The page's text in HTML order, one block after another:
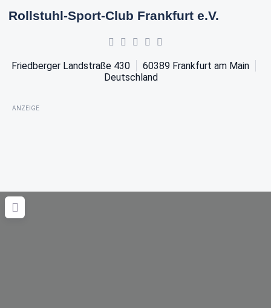
Rollstuhl-Sport-Club Frankfurt e.V.
Friedberger Landstraße 430 60389 Frankfurt am Main
Deutschland
ANZEIGE